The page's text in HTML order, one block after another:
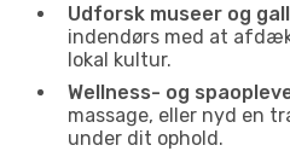
Udforsk museer og
indendørs med at
lokal kultur.
Wellness- og
massage, eller nyd en
under dit ophold.